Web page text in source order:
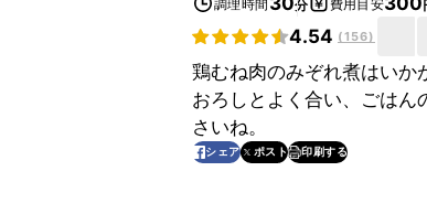
調理時間 分 費用目安
4.54 (156)
鶏むね肉のみぞれ煮はいか
おろしとよく合い、ごはん
さいね。
シェア ポスト 印刷する